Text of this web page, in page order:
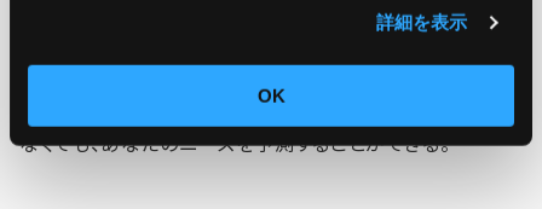
詳細を表示
OK
する。たとえば、Siriがユーザーの意図をより正確に理解し
たり、メールの自動返信が驚くほど「自分らしい」文面にな
ったり。合成データのおかげで、AIはあなたのデータを知ら
なくても、あなたのニーズを予測することができる。